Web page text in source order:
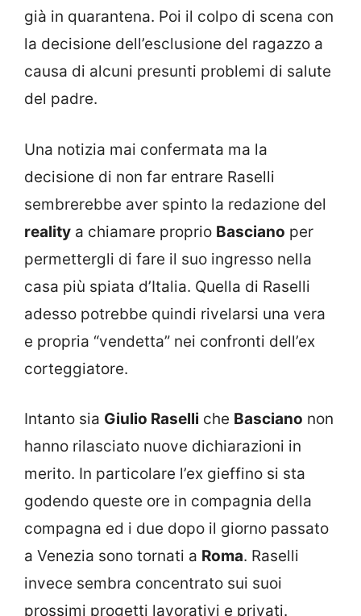
già in quarantena. Poi il colpo di scena con
la decisione dell’esclusione del ragazzo a
causa di alcuni presunti problemi di salute
del padre.
Una notizia mai confermata ma la
decisione di non far entrare Raselli
sembrerebbe aver spinto la redazione del
reality a chiamare proprio Basciano per
permettergli di fare il suo ingresso nella
casa più spiata d’Italia. Quella di Raselli
adesso potrebbe quindi rivelarsi una vera
e propria “vendetta” nei confronti dell’ex
corteggiatore.
Intanto sia Giulio Raselli che Basciano non
hanno rilasciato nuove dichiarazioni in
merito. In particolare l’ex gieffino si sta
godendo queste ore in compagnia della
compagna ed i due dopo il giorno passato
a Venezia sono tornati a Roma. Raselli
invece sembra concentrato sui suoi
prossimi progetti lavorativi e privati.